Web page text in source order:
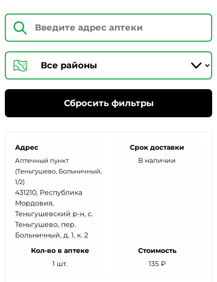
Сбросить фильтры
Адрес
Аптечный пункт
(Теньгушево, Больничный,
1/2)
431210, Республика
Мордовия,
Теньгушевский р-н, с.
Теньгушево, пер.
Больничный, д. 1, к. 2
Срок доставки
В наличии
Кол-во в аптеке
1 шт.
Стоимость
135 ₽